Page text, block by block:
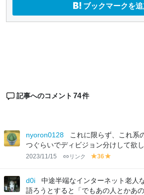
ブックマークを追
記事へのコメント 74件
nyoron0128
これに限らず、これ系
つぐらいでディビジョン分けして欲
2023/11/15 リンク
y
lo
w
36
lo
w
d0i
中途半端なインターネット老人
語ろうとすると「でもあの人とかあ